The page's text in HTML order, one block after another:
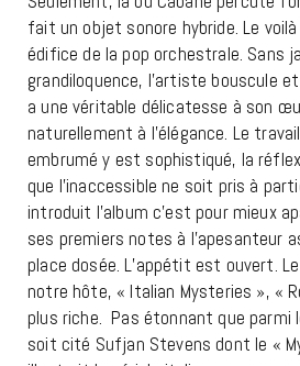
fait un objet sonore hybride. Le
édifice de la pop orchestrale. Sans
grandiloquence, l’artiste bouscule
a une véritable délicatesse à son
naturellement à l’élégance. Le
embrumé y est sophistiqué, la
que l’inaccessible ne soit pris à
introduit l’album c’est pour mieux
ses premiers notes à l’apesanteur
place dosée. L’appétit est ouvert.
notre hôte, « Italian Mysteries », «
plus riche. Pas étonnant que
soit cité Sufjan Stevens dont le «